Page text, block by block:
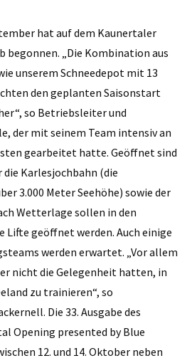
hat auf dem Kaunertaler
begonnen. „Die Kombination aus
unserem Schneedepot mit 13
den geplanten Saisonstart
so Betriebsleiter und
der mit seinem Team intensiv an
gearbeitet hatte. Geöffnet sind
Karlesjochbahn (die
3.000 Meter Seehöhe) sowie der
Wetterlage sollen in den
Lifte geöffnet werden. Auch einige
werden erwartet. „Vor allem
nicht die Gelegenheit hatten, in
zu trainieren“, so
Die 33. Ausgabe des
Opening presented by Blue
12. und 14. Oktober neben